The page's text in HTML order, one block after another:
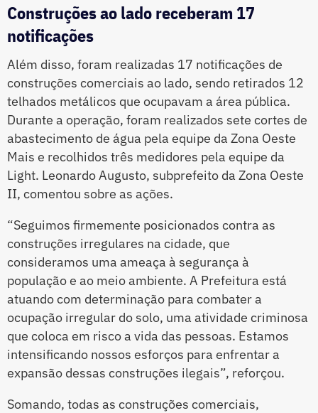
Construções ao lado receberam 17
notificações
Além disso, foram realizadas 17 notificações de
construções comerciais ao lado, sendo retirados 12
telhados metálicos que ocupavam a área pública.
Durante a operação, foram realizados sete cortes de
abastecimento de água pela equipe da Zona Oeste
Mais e recolhidos três medidores pela equipe da
Light. Leonardo Augusto, subprefeito da Zona Oeste
II, comentou sobre as ações.
“Seguimos firmemente posicionados contra as
construções irregulares na cidade, que
consideramos uma ameaça à segurança à
população e ao meio ambiente. A Prefeitura está
atuando com determinação para combater a
ocupação irregular do solo, uma atividade criminosa
que coloca em risco a vida das pessoas. Estamos
intensificando nossos esforços para enfrentar a
expansão dessas construções ilegais”, reforçou.
Somando, todas as construções comerciais,